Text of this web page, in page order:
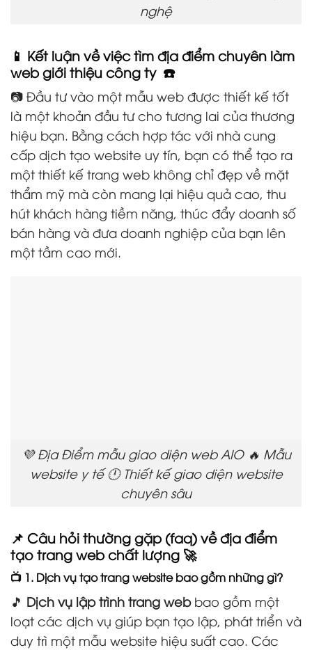
nghệ
📱 Kết luận về việc tìm địa điểm chuyên làm
web giới thiệu công ty ☎️
📷 Đầu tư vào một mẫu web được thiết kế tốt
là một khoản đầu tư cho tương lai của thương
hiệu bạn. Bằng cách hợp tác với nhà cung
cấp dịch tạo website uy tín, bạn có thể tạo ra
một thiết kế trang web không chỉ đẹp về mặt
thẩm mỹ mà còn mang lại hiệu quả cao, thu
hút khách hàng tiềm năng, thúc đẩy doanh số
bán hàng và đưa doanh nghiệp của bạn lên
một tầm cao mới.
💜 Địa Điểm mẫu giao diện web AIO 🔥 Mẫu
website y tế 🕛 Thiết kế giao diện website
chuyên sâu
📌 Câu hỏi thường gặp (faq) về địa điểm
tạo trang web chất lượng 🚀
📺 1. Dịch vụ tạo trang website bao gồm những gì?
🎵 Dịch vụ lập trình trang webbao gồm một
loạt các dịch vụ giúp bạn tạo lập, phát triển và
duy trì một mẫu website hiệu suất cao. Các